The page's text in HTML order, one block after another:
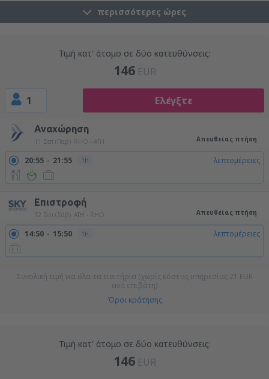
περισσότερες ώρες
Τιμή κατ' άτομο σε δύο κατευθύνσεις:
146 EUR
1 Ελέγξτε
Αναχώρηση
11 Σεπ (Παρ) RHO - ATH Απευθείας πτήση
20:55 21:55 1h λεπτομέρειες
Επιστροφή
12 Σεπ (Σάβ) ATH - RHO Απευθείας πτήση
14:50 15:50 1h λεπτομέρειες
Συνολική τιμή για όλα τα εισιτήρια (χωρίς κόστος υπηρεσίας 21 EUR
ανά επιβάτη)
Όροι κράτησης
Τιμή κατ' άτομο σε δύο κατευθύνσεις:
146 EUR